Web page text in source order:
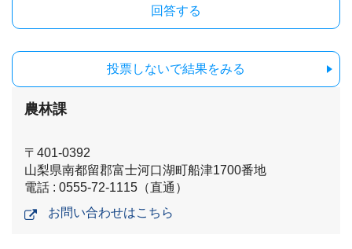
投票しないで結果をみる
農林課
〒401-0392
山梨県南都留郡富士河口湖町船津1700番地
電話 : 0555-72-1115（直通）
お問い合わせはこちら